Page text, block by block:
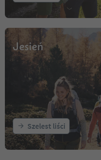
Jesień
Szelest liści